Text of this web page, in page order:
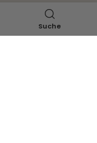
Suche